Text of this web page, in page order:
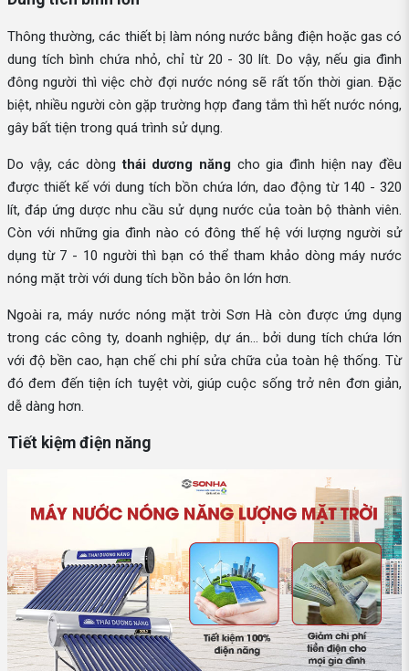
Thông thường, các thiết bị làm nóng nước bằng điện hoặc gas có
dung tích bình chứa nhỏ, chỉ từ 20 - 30 lít. Do vậy, nếu gia đình
đông người thì việc chờ đợi nước nóng sẽ rất tốn thời gian. Đặc
biệt, nhiều người còn gặp trường hợp đang tắm thì hết nước nóng,
gây bất tiện trong quá trình sử dụng.
Do vậy, các dòngthái dương năng cho gia đình hiện nay đều
được thiết kế với dung tích bồn chứa lớn, dao động từ 140 - 320
lít, đáp ứng dược nhu cầu sử dụng nước của toàn bộ thành viên.
Còn với những gia đình nào có đông thế hệ với lượng người sử
dụng từ 7 - 10 người thì bạn có thể tham khảo dòng máy nước
nóng mặt trời với dung tích bồn bảo ôn lớn hơn.
Ngoài ra, máy nước nóng mặt trời Sơn Hà còn được ứng dụng
trong các công ty, doanh nghiệp, dự án... bởi dung tích chứa lớn
với độ bền cao, hạn chế chi phí sửa chữa của toàn hệ thống. Từ
đó đem đến tiện ích tuyệt vời, giúp cuộc sống trở nên đơn giản,
dễ dàng hơn.
Tiết kiệm điện năng